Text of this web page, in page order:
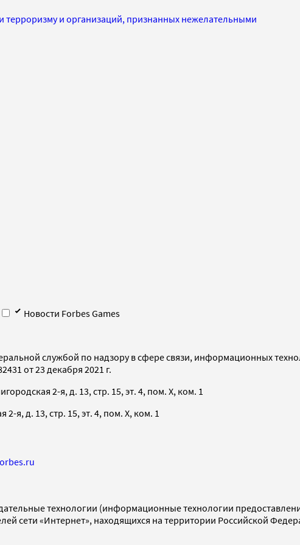
терроризму и организаций, признанных нежелательными
Новости Forbes Games
службой по надзору в сфере связи, информационных
от 23 декабря 2021 г.
2-я, д. 13, стр. 15, эт. 4, пом. X, ком. 1
я, д. 13, стр. 15, эт. 4, пом. X, ком. 1
технологии (информационные технологии
сети «Интернет», находящихся на территории Российской